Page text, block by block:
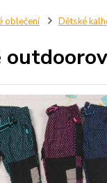
oblečení Dětské